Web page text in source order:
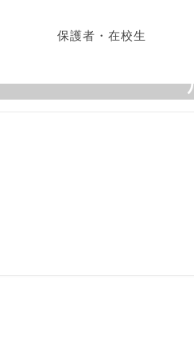
保護者・在校生